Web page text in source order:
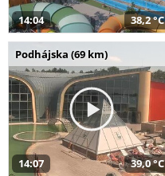
14:04 38,2 °C
Podhájska (69 km)
14:07 39,0 °C